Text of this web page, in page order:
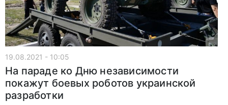
19.08.2021 - 10:05
На параде ко Дню независимости
покажут боевых роботов украинской
разработки